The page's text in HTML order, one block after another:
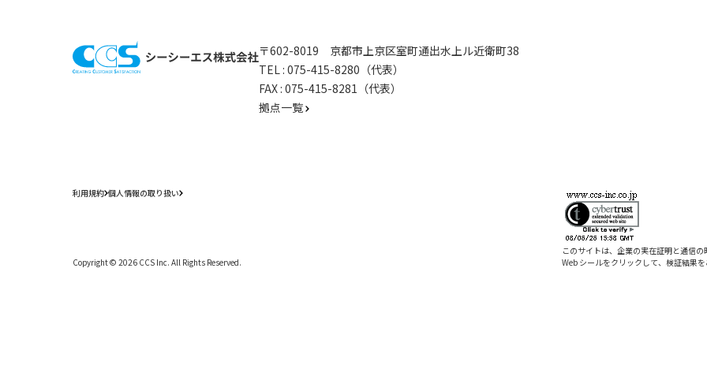
〒602-8019 京都市上京区室町通出水上ル近衛町38
TEL : 075-415-8280（代表）
FAX : 075-415-8281（代表）
拠点一覧
利用規約 個人情報の取り扱い
Copyright © 2026 CCS Inc. All Rights Reserved.
このサイトは、企業の実在証明と通信
Web シールをクリックして、検証結果を